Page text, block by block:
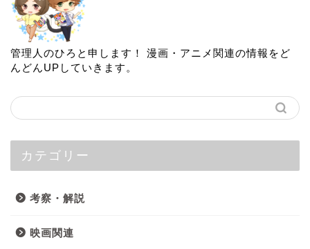
管理人のひろと申します！ 漫画・アニメ関連の情報をど
んどんUPしていきます。
カテゴリー
考察・解説
映画関連